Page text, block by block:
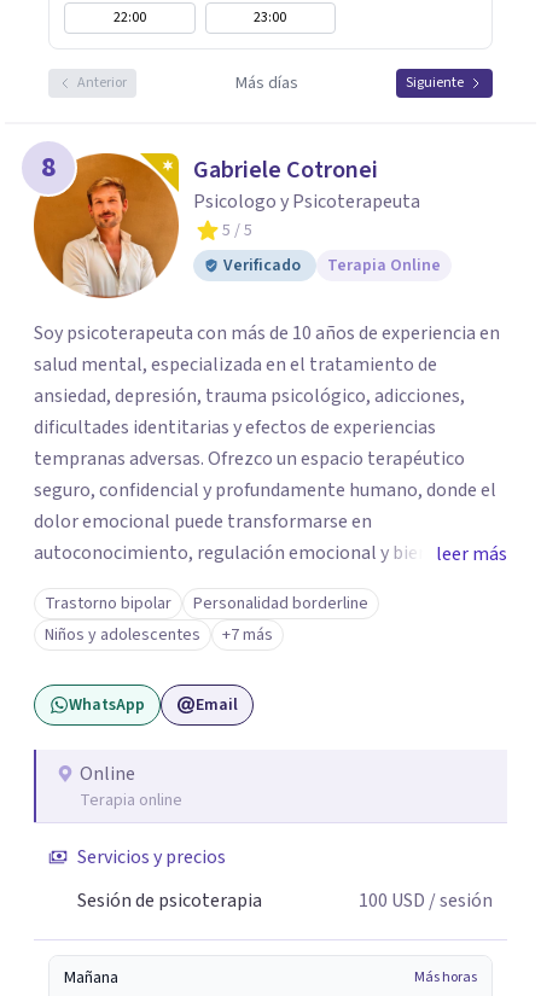
22:00 23:00
Anterior Más días Siguiente
8 Gabriele Cotronei
Psicologo y Psicoterapeuta
5 / 5
Verificado
Terapia Online
Soy psicoterapeuta con más de 10 años de experiencia en
salud mental, especializada en el tratamiento de
ansiedad, depresión, trauma psicológico, adicciones,
dificultades identitarias y efectos de experiencias
tempranas adversas. Ofrezco un espacio terapéutico
seguro, confidencial y profundamente humano, donde el
dolor emocional puede transformarse en
autoconocimiento, regulación emocional y bienestar.
Trabajo desde un enfoque integrativo que combina
psicoanálisis, terapia somática y de trauma, psicología
corporal, Mentalization Based Therapy (MBT),
hipnoterapia y respiración neurodinámica, integrando
actualmente la Psicología Analítica Junguiana. Mi
ecopsicología y el trabajo simbólico con el inconsciente,
entendiendo que cada proceso terapéutico es único y
leer más
Trastorno bipolar
Personalidad borderline
Niños y adolescentes
+7 más
WhatsApp Email
Online
Terapia online
Servicios y precios
Sesión de psicoterapia
100 USD / sesión
Mañana Más horas